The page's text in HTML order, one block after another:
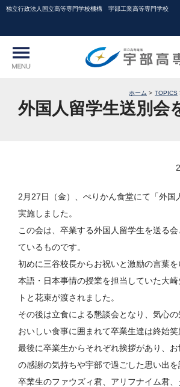
独立行政法人国立高等専門学校機構 宇部工業高等専門学校
ホーム TOPICS
外国人留学生送別会
2月27日（金）、ぺりかん食堂にて「外国
実施しました。
この会は、卒業する外国人留学生を送る
ているものです。
初めに三谷校長からお祝いと激励の言葉
本語・日本事情の授業を担当していた大
トと花束が渡されました。
その後は立食による懇談会となり、気心
おいしい食事に囲まれて卒業生達は終始笑
最後に卒業生からそれぞれ挨拶があり、
の感謝の気持ちや宇部で過ごした思い出を
卒業生のファウズィ君、アリフナイム君